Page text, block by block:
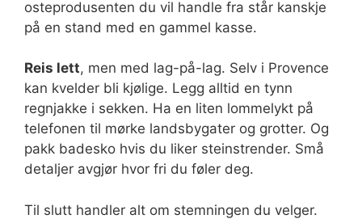
osteprodusenten du vil handle fra står kanskje
på en stand med en gammel kasse.
Reis lett, men med lag-på-lag. Selv i Provence
kan kvelder bli kjølige. Legg alltid en tynn
regnjakke i sekken. Ha en liten lommelykt på
telefonen til mørke landsbygater og grotter. Og
pakk badesko hvis du liker steinstrender. Små
detaljer avgjør hvor fri du føler deg.
Til slutt handler alt om stemningen du velger.